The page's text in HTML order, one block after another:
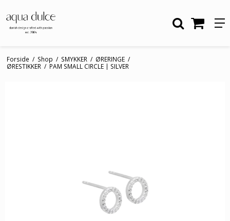
Forside / Shop / SMYKKER / ØRERINGE /
ØRESTIKKER / PAM SMALL CIRCLE | SILVER